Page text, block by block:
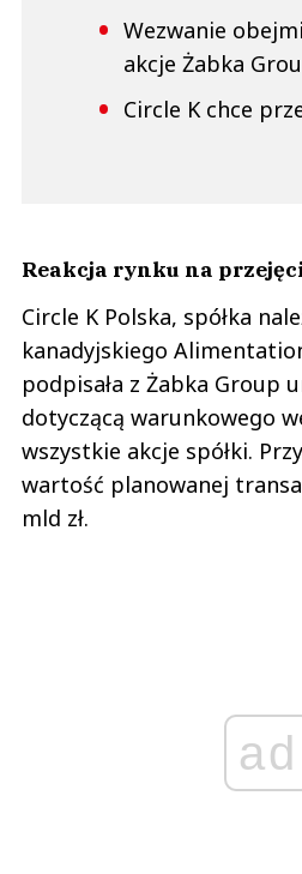
Wezwanie
akcje Żabka
Circle K chce
Reakcja rynku na
Circle K Polska, spółka
kanadyjskiego
podpisała z Żabka Group
dotyczącą warunkowego
wszystkie akcje spółki.
wartość planowanej
mld zł.
ad